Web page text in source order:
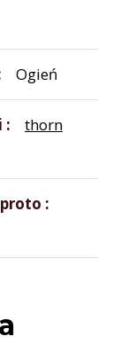
Ogień
thorn